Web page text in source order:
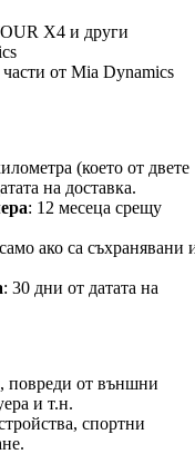
X4 и други
от Mia Dynamics
(което от двете
на доставка.
: 12 месеца срещу
ако са съхранявани
: 30 дни от датата на
повреди от външни
и т.н.
спортни